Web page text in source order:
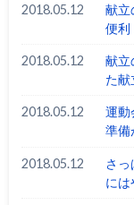
2018.05.12
献立
便利
2018.05.12
献立
た献
2018.05.12
運動
準備
2018.05.12
さっ
には